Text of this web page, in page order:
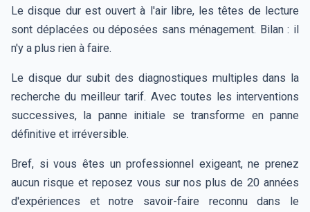
Le disque dur est ouvert à l'air libre, les têtes de lecture
sont déplacées ou déposées sans ménagement. Bilan : il
n'y a plus rien à faire.
Le disque dur subit des diagnostiques multiples dans la
recherche du meilleur tarif. Avec toutes les interventions
successives, la panne initiale se transforme en panne
définitive et irréversible.
Bref, si vous êtes un professionnel exigeant, ne prenez
aucun risque et reposez vous sur nos plus de 20 années
d'expériences et notre savoir-faire reconnu dans le